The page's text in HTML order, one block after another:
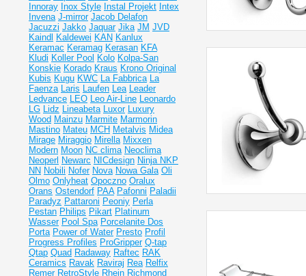
Innoray Inox Style Instal Projekt Intex
Invena J-mirror Jacob Delafon
Jacuzzi Jakko Jaquar Jika JM JVD
Kaindl
Kaldewei KAN Kanlux
Keramac Keramag Kerasan KFA
Kludi Koller Pool Kolo Kolpa-San
Konskie Korado Kraus Krono Original
Kubis Kugu KWC La Fabbrica La
Faenza Laris Laufen Lea Leader
Ledvance LEO Leo Air-Line Leonardo
LG Lidz Lineabeta Luxor Luxury
Wood Mainzu Marmite Marmorin
Mastino Mateu MCH Metalvis Midea
Mirage Miraggio Mirella Mixxen
Modern Moon NC clima Neoclima
Neoperl Newarc NICdesign Ninja NKP
NN Nobili Nofer Nova Nowa Gala Oli
Olmo Onlyheat Opoczno Oralux
Orans Ostendorf PAA Pafonni Paladii
Paradyz Pattaroni Peoniy Perla
Pestan Philips Pikart Platinum
Wasser Pool Spa Porcelanite Dos
Porta Power of Water Presto Profil
Progress Profiles ProGripper Q-tap
Qtap Quad Radaway Raftec RAK
Ceramics Ravak Raviraj Rea Relfix
Remer RetroStyle Rhein Richmond